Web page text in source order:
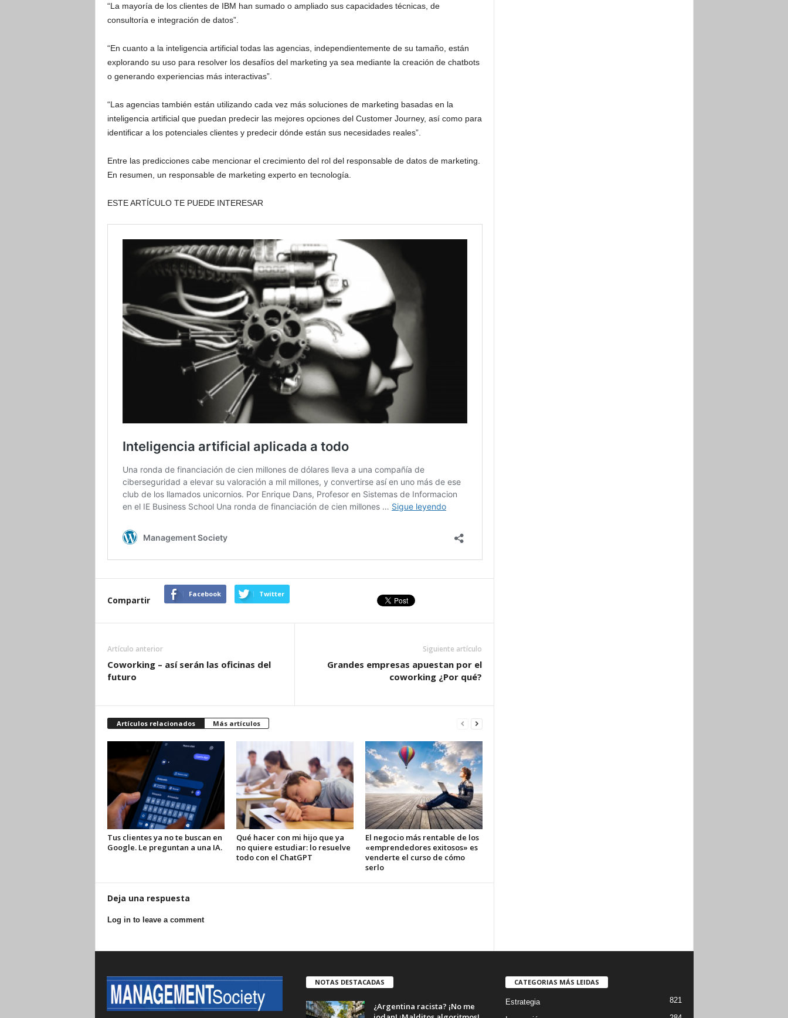
“La mayoría de los clientes de IBM han sumado o ampliado sus capacidades técnicas, de
consultoría e integración de datos”.
“En cuanto a la inteligencia artificial todas las agencias, independientemente de su tamaño, están
explorando su uso para resolver los desafíos del marketing ya sea mediante la creación de chatbots
o generando experiencias más interactivas”.
“Las agencias también están utilizando cada vez más soluciones de marketing basadas en la
inteligencia artificial que puedan predecir las mejores opciones del Customer Journey, así como para
identificar a los potenciales clientes y predecir dónde están sus necesidades reales”.
Entre las predicciones cabe mencionar el crecimiento del rol del responsable de datos de marketing.
En resumen, un responsable de marketing experto en tecnología.
ESTE ARTÍCULO TE PUEDE INTERESAR
Compartir
Facebook Twitter
Artículo anterior
Coworking – así serán las oficinas del
futuro
Siguiente artículo
Grandes empresas apuestan por el
coworking ¿Por qué?
Artículos relacionados Más artículos
Tus clientes ya no te buscan en
Google. Le preguntan a una IA.
Qué hacer con mi hijo que ya
no quiere estudiar: lo resuelve
todo con el ChatGPT
El negocio más rentable de los
«emprendedores exitosos» es
venderte el curso de cómo
serlo
Deja una respuesta
Log in to leave a comment
NOTAS DESTACADAS
¿Argentina racista? ¡No me
CATEGORIAS MÁS LEIDAS
Estrategia 821